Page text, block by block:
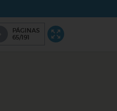
PÁGINAS
65/191